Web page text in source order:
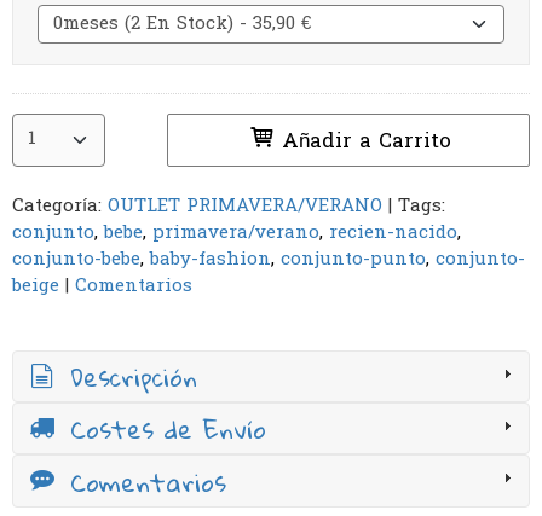
Añadir a Carrito
Categoría: OUTLET PRIMAVERA/VERANO | Tags:
conjunto bebe primavera/verano recien-nacido
conjunto-bebe baby-fashion conjunto-punto conjunto-
beige | Comentarios
Descripción
Costes de Envío
Comentarios